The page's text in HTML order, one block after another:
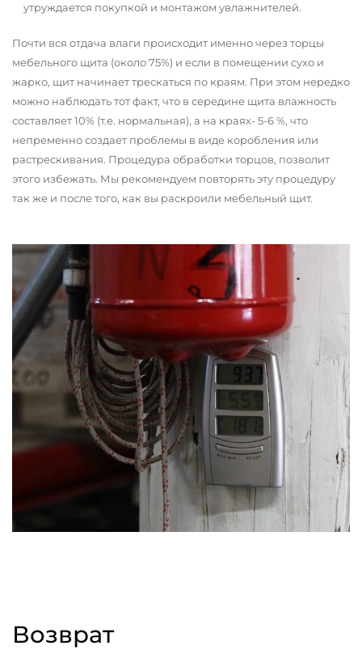
утруждается покупкой и монтажом увлажнителей.
Почти вся отдача влаги происходит именно через торцы
мебельного щита (около 75%) и если в помещении сухо и
жарко, щит начинает трескаться по краям. При этом нередко
можно наблюдать тот факт, что в середине щита влажность
составляет 10% (т.е. нормальная), а на краях- 5-6 %, что
непременно создает проблемы в виде коробления или
растрескивания. Процедура обработки торцов, позволит
этого избежать. Мы рекомендуем повторять эту процедуру
так же и после того, как вы раскроили мебельный щит.
Возврат